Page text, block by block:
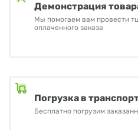
Демонстрация
Мы помогаем вам провести
оплаченного заказа
Погрузка в
Бесплатно погрузим